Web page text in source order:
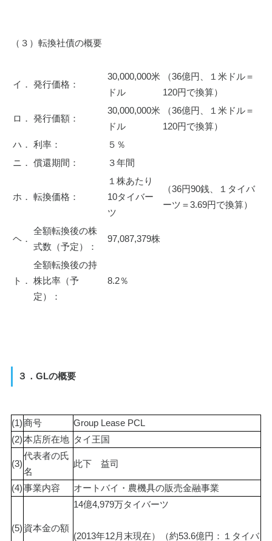
（３）転換社債の概要
イ． 発行価格：
30,000,000米
ドル
（36億円、１米ドル＝
120円で換算）
ロ． 発行価額：
30,000,000米
ドル
（36億円、１米ドル＝
120円で換算）
ハ． 利率：
５％
ニ． 償還期間： ３年間
ホ． 転換価格：
１株あたり
10タイバー
ツ
（36円90銭、１タイバ
ーツ＝3.69円で換算）
ヘ．
全額転換後の株
式数（予定）：
97,087,379株
ト．
全額転換後の持
株比率（予
定）：
8.2％
３．GLの概要
(1)商号
Group Lease PCL
(2)本店所在地 タイ王国
(3)
代表者の氏
名
此下　益司
(4)事業内容 オートバイ・農機具の販売金融事業
(5) 資本金の額
14億4,979万タイバーツ
(2013年12月末現在）（約53.6億円：１タイバ